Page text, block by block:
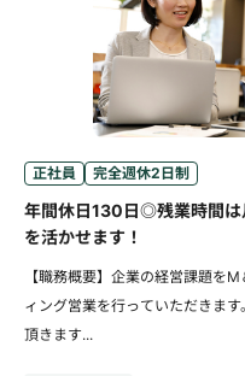
正社員 完全週休2日制
年間休日130日◎残業時間
を活かせます！
【職務概要】企業の経営課題を
ィング営業を行っていただきま
頂きます...